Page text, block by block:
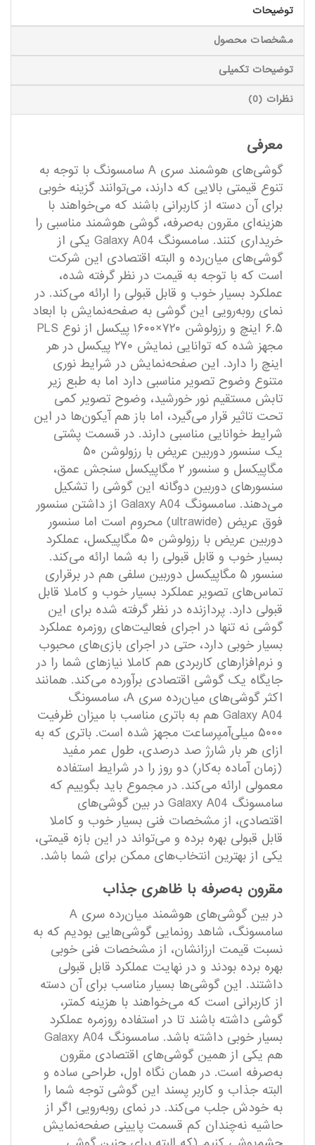
توضیحات
مشخصات محصول
توضیحات تکمیلی
نظرات (0)
معرفی
گوشی‌های هوشمند سری A سامسونگ با توجه به
تنوع قیمتی بالایی که دارند، می‌توانند گزینه خوبی
برای آن دسته از کاربرانی باشند که می‌خواهند با
هزینه‌ای مقرون به‌صرفه، گوشی هوشمند مناسبی را
خریداری کنند. سامسونگ Galaxy A04 یکی از
گوشی‌های میان‌رده و البته اقتصادی این شرکت
است که با توجه به قیمت در نظر گرفته شده،
عملکرد بسیار خوب و قابل قبولی را ارائه می‌کند. در
نمای رو‌به‌رویی این گوشی به صفحه‌نمایش با ابعاد
۶.۵ اینچ و رزولوشن ۷۲۰×۱۶۰۰ پیکسل از نوع PLS
مجهز شده که توانایی نمایش ۲۷۰ پیکسل در هر
اینچ را دارد. این صفحه‌نمایش در شرایط نوری
متنوع وضوح تصویر مناسبی دارد اما به طبع زیر
تابش مستقیم نور خورشید، وضوح تصویر کمی
تحت تاثیر قرار می‌گیرد، اما باز هم آیکون‌ها در این
شرایط خوانایی مناسبی دارند. در قسمت پشتی
یک سنسور دوربین عریض با رزولوشن ۵۰
مگاپیکسل و سنسور ۲ مگاپیکسل سنجش عمق،
سنسور‌های دوربین دو‌گانه این گوشی را تشکیل
می‌دهند. سامسونگ Galaxy A04 از داشتن سنسور
فوق عریض (ultrawide) محروم است اما سنسور
دوربین عریض با رزولوشن ۵۰ مگاپیکسل، عملکرد
بسیار خوب و قابل قبولی را به شما ارائه می‌کند.
سنسور ۵ مگاپیکسل دوربین سلفی هم در برقراری
تماس‌های تصویر عملکرد بسیار خوب و کاملا قابل
قبولی دارد. پردازنده در نظر گرفته شده برای این
گوشی نه تنها در اجرای فعالیت‌های روزمره عملکرد
بسیار خوبی دارد، حتی در اجرای بازی‌های محبوب
و نرم‌افزار‌های کاربردی هم کاملا نیاز‌های شما را در
جایگاه یک گوشی اقتصادی بر‌آورده می‌کند. همانند
اکثر گوشی‌های میان‌رده سری A، سامسونگ
Galaxy A04 هم به باتری مناسب با میزان ظرفیت
۵۰۰۰ میلی‌آمپر‌ساعت مجهز شده است. باتری که به
ازای هر بار شارژ صد درصدی، طول عمر مفید
(زمان آماده به‌کار) دو روز را در شرایط استفاده
معمولی ارائه می‌کند. در مجموع باید بگوییم که
سامسونگ Galaxy A04 در بین گوشی‌های
اقتصادی، از مشخصات فنی بسیار خوب و کاملا
قابل قبولی بهره برده و می‌تواند در این بازه قیمتی،
یکی از بهترین انتخاب‌های ممکن برای شما باشد.
مقرون به‌صرفه با ظاهری جذاب
در بین گوشی‌های هوشمند میان‌رده سری A
سامسونگ، شاهد رونمایی گوشی‌هایی بودیم که به
نسبت قیمت ارزانشان، از مشخصات فنی خوبی
بهره برده بودند و در نهایت عملکرد قابل قبولی
داشتند. این گوشی‌ها بسیار مناسب برای آن دسته
از کاربرانی است که می‌خواهند با هزینه کمتر،
گوشی داشته باشند تا در استفاده روزمره عملکرد
بسیار خوبی داشته باشد. سامسونگ Galaxy A04
هم یکی از همین گوشی‌های اقتصادی مقرون
به‌صرفه است. در همان نگاه اول، طراحی ساده و
البته جذاب و کاربر پسند این گوشی توجه شما را
به خودش جلب می‌کند. در نمای رو‌به‌رویی اگر از
حاشیه نه‌چندان کم قسمت پایینی صفحه‌نمایش